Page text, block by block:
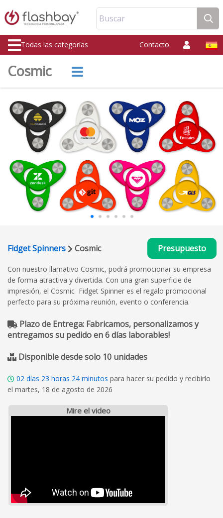
Buscar
Todas las categorías Contacto
Cosmic
Fidget Spinners Cosmic Presupuesto
Con nuestro llamativo Cosmic, podrá promocionar su empresa
de forma atractiva y divertida. Con una gran superficie de
impresión, el Cosmic Fidget Spinner es el regalo promocional
perfecto para su próxima reunión, evento o conferencia.
Plazo de Entrega: Fabricamos, personalizamos y
entregamos su pedido en 6 días laborables!
Disponible desde solo 10 unidades
02 días 23 horas 24 minutos para hacer su pedido y recibirlo
el martes, 18 de agosto de 2026
Mire el video